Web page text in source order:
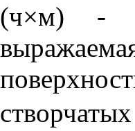
(ч×м) -